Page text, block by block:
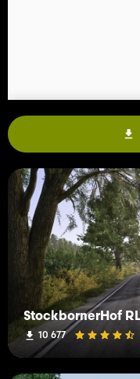
StockbornerHof
10 677